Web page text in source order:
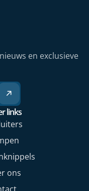
links
ons
en exclusieve